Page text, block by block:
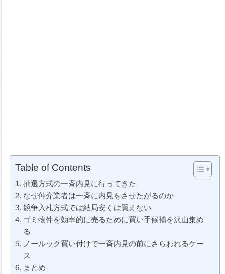
Table of Contents
抽選方式の一斉内見に行ってきた
なぜ仲介業者は一斉に内見をさせたがるのか
競争入札方式では結局安くは買えない
ゴミ物件を効率的に売るために買い手候補を沢山集め
る
ノールック買い付けで一斉内見の前にさらわれるケー
ス
まとめ